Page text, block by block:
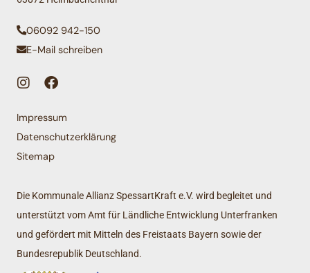
06092 942-150
E-Mail schreiben
Impressum
Datenschutzerklärung
Sitemap
Die Kommunale Allianz SpessartKraft e.V. wird begleitet und
unterstützt vom Amt für Ländliche Entwicklung Unterfranken
und gefördert mit Mitteln des Freistaats Bayern sowie der
Bundesrepublik Deutschland.